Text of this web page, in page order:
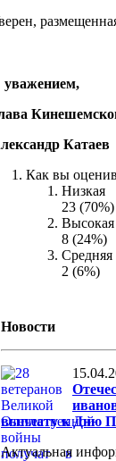
Катаев
Как вы
Низкая
23 (70%)
Высокая
8 (24%)
Средняя
2 (6%)
Новости
выплату к Дню
Актуальная